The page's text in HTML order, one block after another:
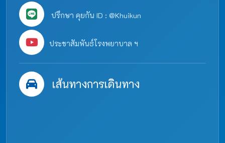
ปรึกษา คุยกัน ID : @Khuikun
ประชาสัมพันธ์โรงพยาบาล ฯ
เส้นทางการเดินทาง